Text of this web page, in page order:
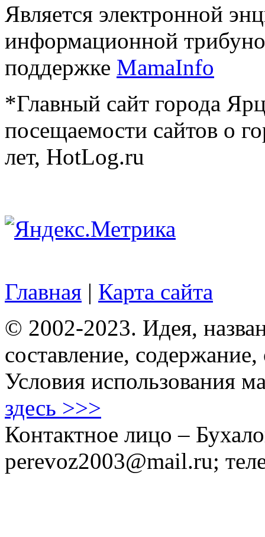
Является электронной
информационной
поддержке MamaInfo
*Главный сайт города
посещаемости сайтов о
лет, HotLog.ru
Главная | Карта сайта
© 2002-2023. Идея,
составление,
Условия использования
здесь >>>
Контактное лицо –
perevoz2003@mail.ru;